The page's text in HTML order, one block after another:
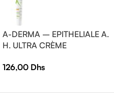
A-DERMA – EPITHELIALE A.
H. ULTRA CRÈME
— Crème réparatrice —
126,00 Dhs